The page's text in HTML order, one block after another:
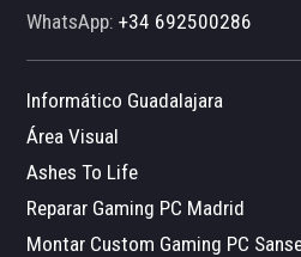
WhatsApp:+34 692500286
Informático Guadalajara
Área Visual
Ashes To Life
Reparar Gaming PC Madrid
Montar Custom Gaming PC